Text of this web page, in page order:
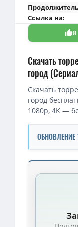
Ссылка на:
8
Скачать
город
Скачать
город
1080p, 4K —
ОБНОВЛЕНИЕ
Скачать
1080p —
1080p —
Ходячие